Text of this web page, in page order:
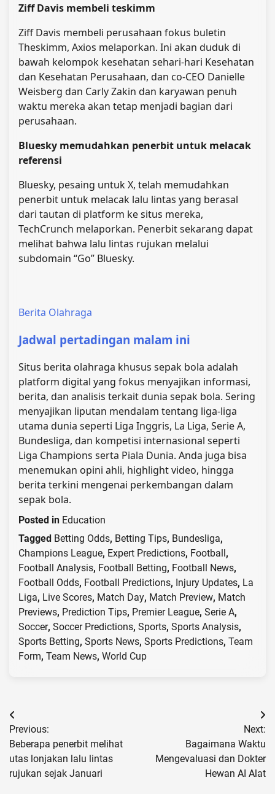
Ziff Davis membeli teskimm
Ziff Davis membeli perusahaan fokus buletin
Theskimm, Axios melaporkan. Ini akan duduk di
bawah kelompok kesehatan sehari-hari Kesehatan
dan Kesehatan Perusahaan, dan co-CEO Danielle
Weisberg dan Carly Zakin dan karyawan penuh
waktu mereka akan tetap menjadi bagian dari
perusahaan.
Bluesky memudahkan penerbit untuk melacak
referensi
Bluesky, pesaing untuk X, telah memudahkan
penerbit untuk melacak lalu lintas yang berasal
dari tautan di platform ke situs mereka,
TechCrunch melaporkan. Penerbit sekarang dapat
melihat bahwa lalu lintas rujukan melalui
subdomain “Go” Bluesky.
Berita Olahraga
Jadwal pertadingan malam ini
Situs berita olahraga khusus sepak bola adalah
platform digital yang fokus menyajikan informasi,
berita, dan analisis terkait dunia sepak bola. Sering
menyajikan liputan mendalam tentang liga-liga
utama dunia seperti Liga Inggris, La Liga, Serie A,
Bundesliga, dan kompetisi internasional seperti
Liga Champions serta Piala Dunia. Anda juga bisa
menemukan opini ahli, highlight video, hingga
berita terkini mengenai perkembangan dalam
sepak bola.
Posted in Education
Tagged Betting Odds, Betting Tips, Bundesliga,
Champions League, Expert Predictions, Football ,
Football Analysis, Football Betting, Football News,
Football Odds, Football Predictions, Injury Updates, La
Liga, Live Scores, Match Day, Match Preview, Match
Previews, Prediction Tips, Premier League, Serie A,
Soccer, Soccer Predictions, Sports, Sports Analysis,
Sports Betting, Sports News, Sports Predictions, Team
Form, Team News, World Cup
Post
navigation
Previous:
Beberapa penerbit melihat
utas lonjakan lalu lintas
rujukan sejak Januari
Next:
Bagaimana Waktu
Mengevaluasi dan Dokter
Hewan AI Alat